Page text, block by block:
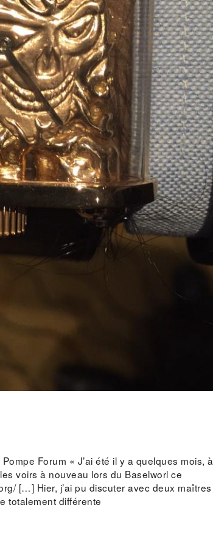
Forum « J’ai été il y a quelques mois, à
voirs à nouveau lors du Baselworl ce
[…] Hier, j’ai pu discuter avec deux maîtres
totalement différente